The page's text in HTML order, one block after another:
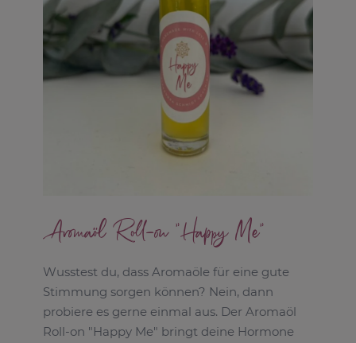
Aromaöl Roll-on "Happy Me"
Wusstest du, dass Aromaöle für eine gute
Stimmung sorgen können? Nein, dann
probiere es gerne einmal aus. Der Aromaöl
Roll-on "Happy Me" bringt deine Hormone